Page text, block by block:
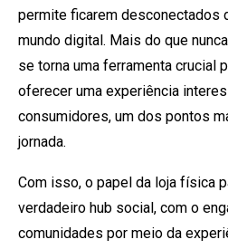
permite ficarem desconectados
mundo digital. Mais do que
se torna uma ferramenta crucial
oferecer uma experiência
consumidores, um dos pontos
jornada.
Com isso, o papel da loja física
verdadeiro hub social, com o
comunidades por meio da